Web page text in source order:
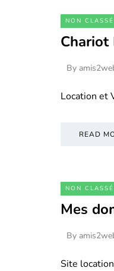
NON CLASSÉ
Chariot
By
Location et
READ
NON CLASSÉ
Mes
By
Site